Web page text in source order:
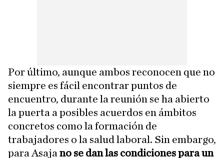
Por último, aunque ambos reconocen que no
siempre es fácil encontrar puntos de
encuentro, durante la reunión se ha abierto
la puerta a posibles acuerdos en ámbitos
concretos como la formación de
trabajadores o la salud laboral. Sin embargo,
para Asaja no se dan las condiciones para un